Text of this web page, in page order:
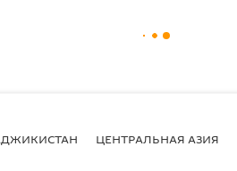
ЦЕНТРАЛЬНАЯ АЗИЯ